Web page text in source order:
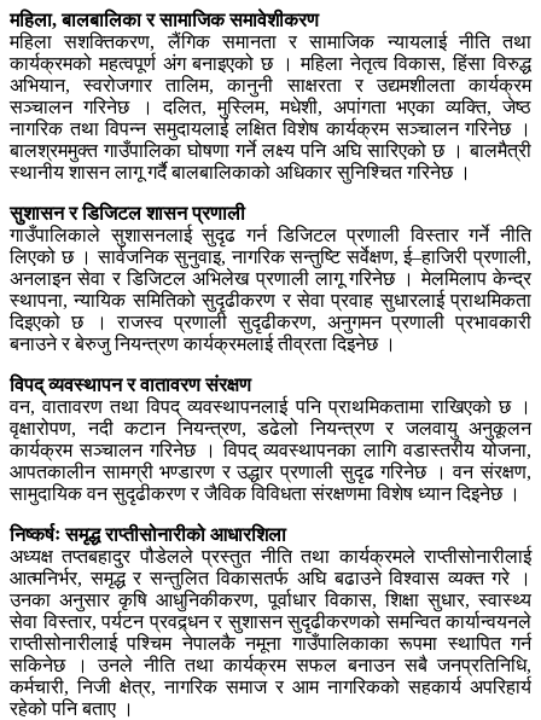
महिला, बालबालिका र सामाजिक समावेशीकरण
महिला सशक्तिकरण, लैंगिक समानता र सामाजिक न्यायलाई नीति तथा
कार्यक्रमको महत्वपूर्ण अंग बनाइएको छ । महिला नेतृत्व विकास, हिंसा विरुद्ध
अभियान, स्वरोजगार तालिम, कानुनी साक्षरता र उद्यमशीलता कार्यक्रम
सञ्चालन गरिनेछ । दलित, मुस्लिम, मधेशी, अपांगता भएका व्यक्ति, जेष्ठ
नागरिक तथा विपन्न समुदायलाई लक्षित विशेष कार्यक्रम सञ्चालन गरिनेछ ।
बालश्रममुक्त गाउँपालिका घोषणा गर्ने लक्ष्य पनि अघि सारिएको छ । बालमैत्री
स्थानीय शासन लागू गर्दै बालबालिकाको अधिकार सुनिश्चित गरिनेछ ।
सुशासन र डिजिटल शासन प्रणाली
गाउँपालिकाले सुशासनलाई सुदृढ गर्न डिजिटल प्रणाली विस्तार गर्ने नीति
लिएको छ । सार्वजनिक सुनुवाइ, नागरिक सन्तुष्टि सर्वेक्षण, ई–हाजिरी प्रणाली,
अनलाइन सेवा र डिजिटल अभिलेख प्रणाली लागू गरिनेछ । मेलमिलाप केन्द्र
स्थापना, न्यायिक समितिको सुदृढीकरण र सेवा प्रवाह सुधारलाई प्राथमिकता
दिइएको छ । राजस्व प्रणाली सुदृढीकरण, अनुगमन प्रणाली प्रभावकारी
बनाउने र बेरुजु नियन्त्रण कार्यक्रमलाई तीव्रता दिइनेछ ।
विपद् व्यवस्थापन र वातावरण संरक्षण
वन, वातावरण तथा विपद् व्यवस्थापनलाई पनि प्राथमिकतामा राखिएको छ ।
वृक्षारोपण, नदी कटान नियन्त्रण, डढेलो नियन्त्रण र जलवायु अनुकूलन
कार्यक्रम सञ्चालन गरिनेछ । विपद् व्यवस्थापनका लागि वडास्तरीय योजना,
आपतकालीन सामग्री भण्डारण र उद्धार प्रणाली सुदृढ गरिनेछ । वन संरक्षण,
सामुदायिक वन सुदृढीकरण र जैविक विविधता संरक्षणमा विशेष ध्यान दिइनेछ ।
निष्कर्षः समृद्ध राप्तीसोनारीको आधारशिला
अध्यक्ष तप्तबहादुर पौडेलले प्रस्तुत नीति तथा कार्यक्रमले राप्तीसोनारीलाई
आत्मनिर्भर, समृद्ध र सन्तुलित विकासतर्फ अघि बढाउने विश्वास व्यक्त गरे ।
उनका अनुसार कृषि आधुनिकीकरण, पूर्वाधार विकास, शिक्षा सुधार, स्वास्थ्य
सेवा विस्तार, पर्यटन प्रवद्र्धन र सुशासन सुदृढीकरणको समन्वित कार्यान्वयनले
राप्तीसोनारीलाई पश्चिम नेपालकै नमूना गाउँपालिकाका रूपमा स्थापित गर्न
सकिनेछ । उनले नीति तथा कार्यक्रम सफल बनाउन सबै जनप्रतिनिधि,
कर्मचारी, निजी क्षेत्र, नागरिक समाज र आम नागरिकको सहकार्य अपरिहार्य
रहेको पनि बताए ।